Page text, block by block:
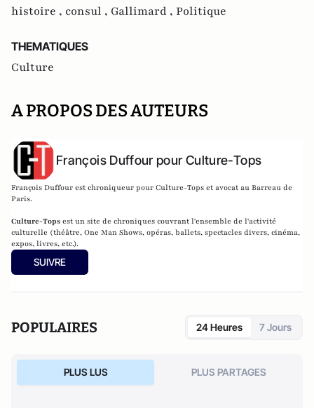
histoire , consul , Gallimard , Politique
THEMATIQUES
Culture
A PROPOS DES AUTEURS
François Duffour pour Culture-Tops
François Duffour est chroniqueur pour Culture-Tops et avocat au Barreau de
Paris.
Culture-Tops est un site de chroniques couvrant l'ensemble de l'activité
culturelle (théâtre, One Man Shows, opéras, ballets, spectacles divers, cinéma,
expos, livres, etc.).
SUIVRE
POPULAIRES 24 Heures 7 Jours
PLUS LUS PLUS PARTAGES